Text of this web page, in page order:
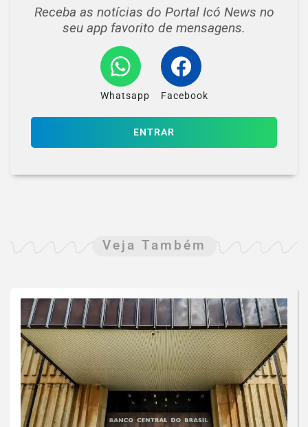
Receba as notícias do Portal Icó News no
seu app favorito de mensagens.
Whatsapp Facebook
ENTRAR
Veja Também